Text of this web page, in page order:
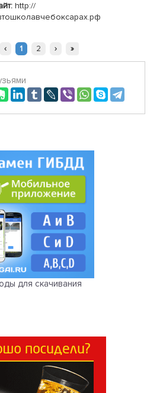
http://
‹ 1 2 › »
для скачивания